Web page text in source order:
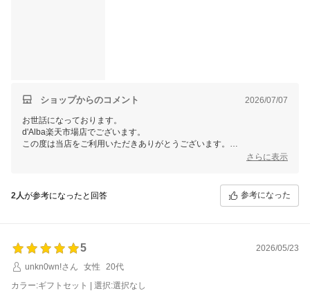
ショップからのコメント 2026/07/07
お世話になっております。
d'Alba楽天市場店でございます。
この度は当店をご利用いただきありがとうございます。
今後もお客様のお声に耳を傾けより良い製品をお届けできるよう努めて
参ります。
またのご利用、当店スタッフ一同心よりお待ちしております。
さらに表示
2人が参考になったと回答 参考になった
5
2026/05/23
unkn0wn!さん
女性
20代
カラー:ギフトセット | 選択:選択なし